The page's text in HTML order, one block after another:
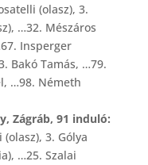
(olasz), 3.
…32. Mészáros
Insperger
Bakó Tamás, …79.
…98. Németh
Zágráb, 91 induló:
3. Gólya
…25. Szalai